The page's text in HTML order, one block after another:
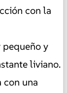
con la
y
liviano.
con una